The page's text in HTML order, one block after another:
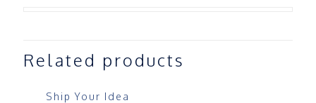
Related products
Ship Your Idea